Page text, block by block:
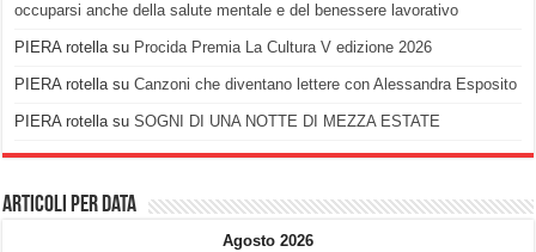
occuparsi anche della salute mentale e del benessere lavorativo
PIERA rotellasu Procida Premia La Cultura V edizione 2026
PIERA rotellasuCanzoni che diventano lettere con Alessandra Esposito
PIERA rotellasuSOGNI DI UNA NOTTE DI MEZZA ESTATE
Articoli per data
Agosto 2026